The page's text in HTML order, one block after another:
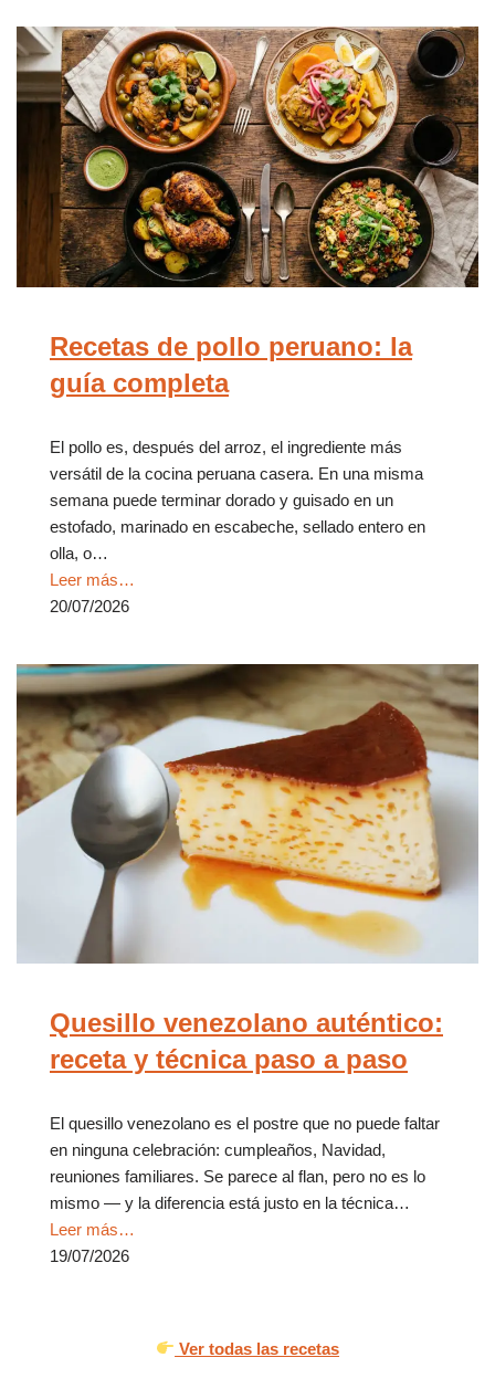
Recetas de pollo peruano: la
guía completa
El pollo es, después del arroz, el ingrediente más
versátil de la cocina peruana casera. En una misma
semana puede terminar dorado y guisado en un
estofado, marinado en escabeche, sellado entero en
olla, o…
Leer más…
20/07/2026
Quesillo venezolano auténtico:
receta y técnica paso a paso
El quesillo venezolano es el postre que no puede faltar
en ninguna celebración: cumpleaños, Navidad,
reuniones familiares. Se parece al flan, pero no es lo
mismo — y la diferencia está justo en la técnica…
Leer más…
19/07/2026
Ver todas las recetas